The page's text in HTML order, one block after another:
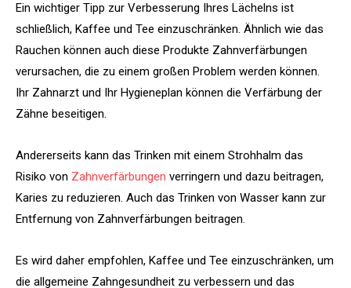
Ein wichtiger Tipp zur Verbesserung Ihres Lächelns ist
schließlich, Kaffee und Tee einzuschränken. Ähnlich wie das
Rauchen können auch diese Produkte Zahnverfärbungen
verursachen, die zu einem großen Problem werden können.
Ihr Zahnarzt und Ihr Hygieneplan können die Verfärbung der
Zähne beseitigen.
Andererseits kann das Trinken mit einem Strohhalm das
Risiko von Zahnverfärbungen verringern und dazu beitragen,
Karies zu reduzieren. Auch das Trinken von Wasser kann zur
Entfernung von Zahnverfärbungen beitragen.
Es wird daher empfohlen, Kaffee und Tee einzuschränken, um
die allgemeine Zahngesundheit zu verbessern und das